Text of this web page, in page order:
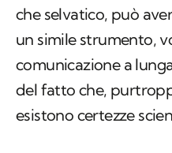
che selvatico, può
un simile strumento,
comunicazione a
del fatto che,
esistono certezze